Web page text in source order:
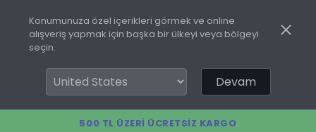
Konumunuza özel içerikleri görmek ve online
alışveriş yapmak için başka bir ülkeyi veya bölgeyi
seçin.
Devam
500 TL ÜZERI ÜCRETSIZ KARGO